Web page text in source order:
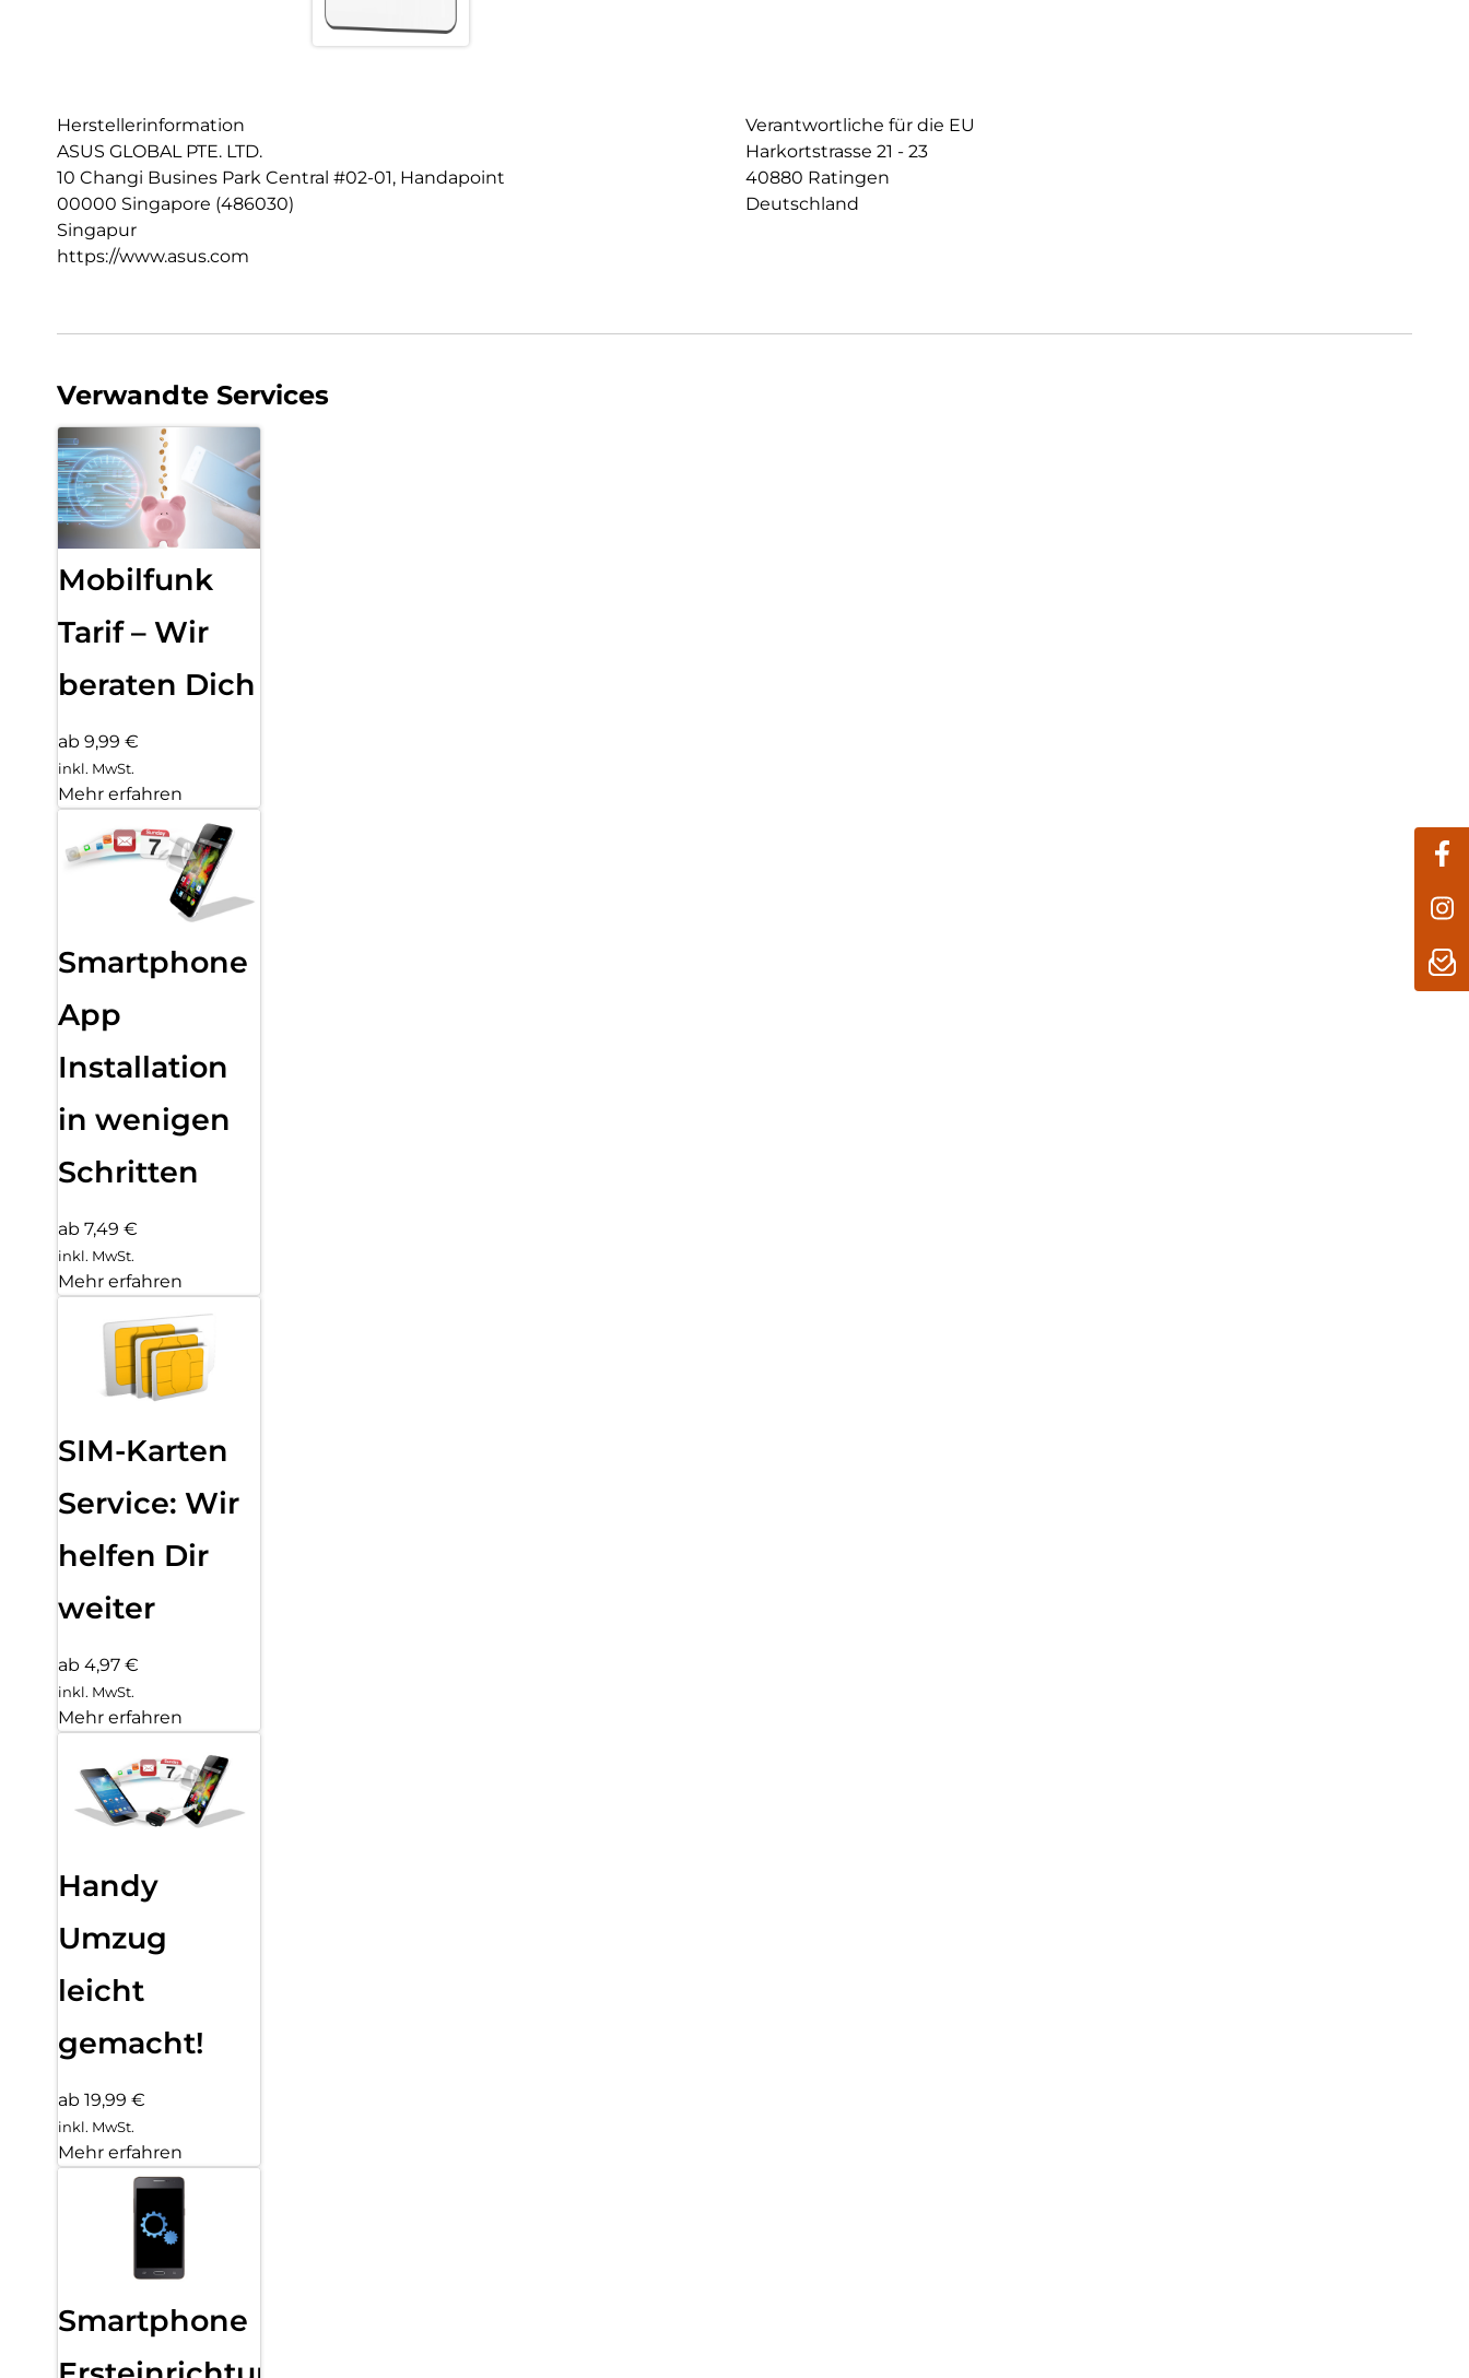
Herstellerinformation
ASUS GLOBAL PTE. LTD.
10 Changi Busines Park Central #02-01, Handapoint
00000 Singapore (486030)
Singapur
https://www.asus.com
Verantwortliche für die EU
Harkortstrasse 21 - 23
40880 Ratingen
Deutschland
Verwandte Services
Mobilfunk
Tarif – Wir
beraten Dich
ab 9,99 €
inkl. MwSt.
Mehr erfahren
Smartphone
App
Installation
in wenigen
Schritten
ab 7,49 €
inkl. MwSt.
Mehr erfahren
SIM-Karten
Service: Wir
helfen Dir
weiter
ab 4,97 €
inkl. MwSt.
Mehr erfahren
Handy
Umzug
leicht
gemacht!
ab 19,99 €
inkl. MwSt.
Mehr erfahren
Smartphone